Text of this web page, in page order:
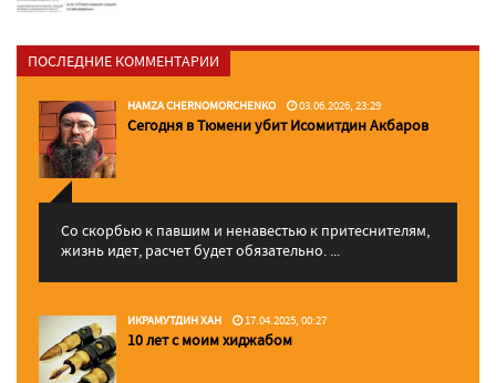
ПОСЛЕДНИЕ КОММЕНТАРИИ
HAMZA CHERNOMORCHENKO 03.06.2026, 23:29
Сегодня в Тюмени убит Исомитдин Акбаров
Со скорбью к павшим и ненавестью к притеснителям,
жизнь идет, расчет будет обязательно. ...
ИКРАМУТДИН ХАН 17.04.2025, 00:27
10 лет с моим хиджабом